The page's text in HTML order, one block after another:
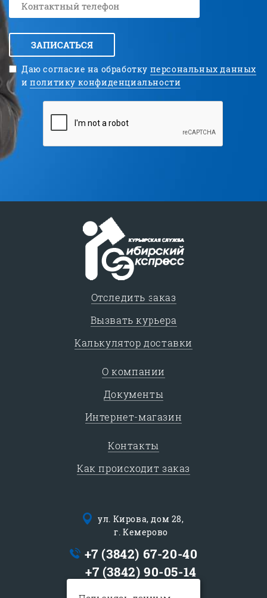
ЗАПИСАТЬСЯ
Даю согласие на обработку персональных данных
иполитику конфиденциальности
Отследить заказ
Вызвать курьера
Калькулятор доставки
О компании
Документы
Интернет-магазин
Контакты
Как происходит заказ
ул. Кирова, дом 28,
г. Кемерово
+7 (3842) 67-20-40
+7 (3842) 90-05-14